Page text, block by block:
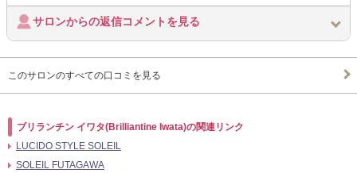
サロンからの返信コメントを見る
このサロンのすべての口コミを見る
ブリランチン イワタ(Brilliantine Iwata)の関連リンク
LUCIDO STYLE SOLEIL
SOLEIL FUTAGAWA